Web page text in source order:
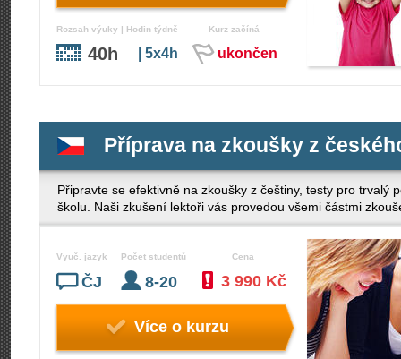
Rozsah výuky | Hodin týdně
40h | 5x4h
Kurz začíná
ukončen
Příprava na zkoušky z
Připravte se efektivně na zkoušky z češtiny, testy pro
školu. Naši zkušení lektoři vás provedou všemi částmi
Vyuč. jazyk
ČJ
Počet studentů
8-20
Cena
3 990 Kč
Více o kurzu